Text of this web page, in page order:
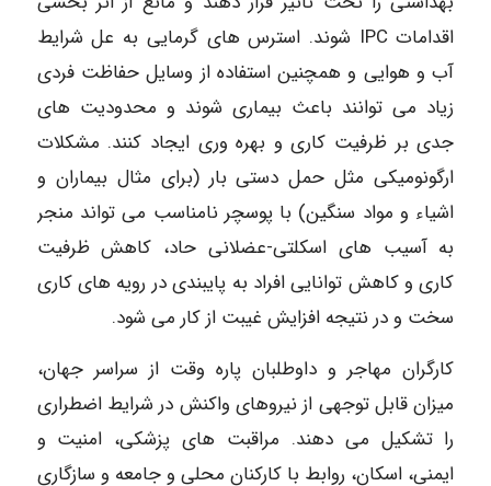
اقدامات IPC شوند. استرس های گرمایی به عل شرایط
آب و هوایی و همچنین استفاده از وسایل حفاظت فردی
زیاد می توانند باعث بیماری شوند و محدودیت های
جدی بر ظرفیت کاری و بهره وری ایجاد کنند. مشکلات
ارگونومیکی مثل حمل دستی بار (برای مثال بیماران و
اشیاء و مواد سنگین) با پوسچر نامناسب می تواند منجر
به آسیب های اسکلتی-عضلانی حاد، کاهش ظرفیت
کاری و کاهش توانایی افراد به پایبندی در رویه های کاری
سخت و در نتیجه افزایش غیبت از کار می شود.
کارگران مهاجر و داوطلبان پاره وقت از سراسر جهان،
میزان قابل توجهی از نیروهای واکنش در شرایط اضطراری
را تشکیل می دهند. مراقبت های پزشکی، امنیت و
ایمنی، اسکان، روابط با کارکنان محلی و جامعه و سازگاری